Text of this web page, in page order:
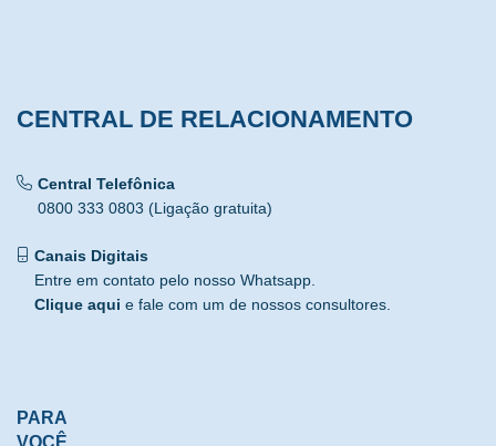
CENTRAL DE RELACIONAMENTO
Central Telefônica
0800 333 0803 (Ligação gratuita)
Canais Digitais
Entre em contato pelo nosso Whatsapp.
Clique aqui e fale com um de nossos consultores.
PARA